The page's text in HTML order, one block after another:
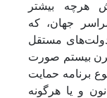
هرچه بیشتر
جهان، که
مستقل
بیستم صورت
برنامه حمایت
و یا هرگونه